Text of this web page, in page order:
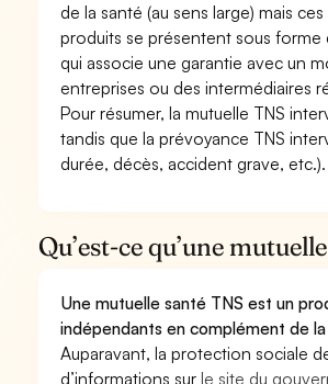
de la santé (au sens large) mais
produits se présentent sous forme
qui associe une garantie avec un
entreprises ou des intermédiaires
Pour résumer, la mutuelle TNS
tandis que la prévoyance TNS
durée, décès, accident grave, etc.).
Qu’est-ce qu’une
Une mutuelle santé TNS est un
indépendants en complément de
Auparavant, la protection sociale
d’informations surle site du